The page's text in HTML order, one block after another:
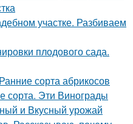
участке. Разбиваем
плодового сада.
сорта абрикосов
сорта. Эти Винограды
и Вкусный урожай